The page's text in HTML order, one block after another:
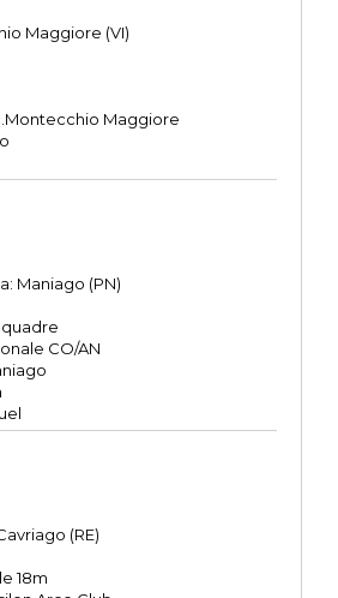
Maggiore (VI)
Maggiore
Maniago (PN)
CO/AN
(RE)
18m